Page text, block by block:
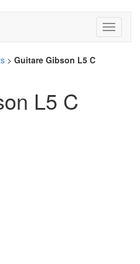
> Guitare Gibson L5 C
L5 C